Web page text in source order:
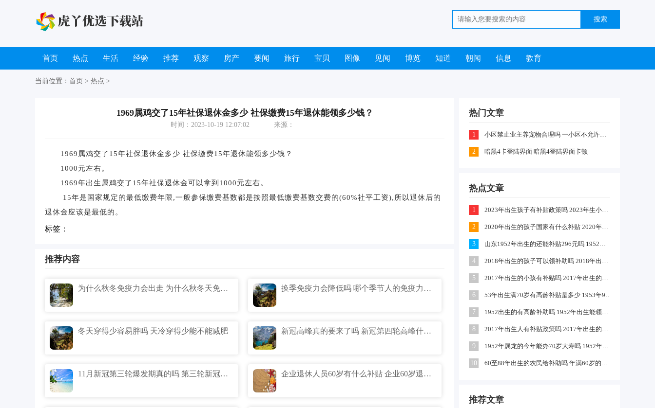
首页 热点 生活 经验 推荐 观察 房产 要闻 旅行 宝贝 图像 见闻 博览 知道 朝闻 信息 教育
当前位置： 首页 > 热点 >
1969属鸡交了15年社保退休金多少 社保缴费15年退休能领多少钱？
时间：2023-10-19 12:07:02 来源：
1969属鸡交了15年社保退休金多少 社保缴费15年退休能领多少钱？
1000元左右。
1969年出生属鸡交了15年社保退休金可以拿到1000元左右。
15年是国家规定的最低缴费年限,一般参保缴费基数都是按照最低缴费基数交费的(60%社平工资),所以退休后的
退休金应该是最低的。
标签：
推荐内容
为什么秋冬免疫力会出走 为什么秋冬天免疫力下降 换季免疫力会降低吗 哪个季节人的免疫力最低
冬天穿得少容易胖吗 天冷穿得少能不能减肥 新冠高峰真的要来了吗 新冠第四轮高峰什么时候
11月新冠第三轮爆发期真的吗 第三轮新冠爆发时间预测什么时候 企业退休人员60岁有什么补贴 企业60岁退休补贴标准
热门文章
1 小区禁止业主养宠物合理吗 一小区不允许业主喂养猫咪和狗狗是怎么回事
2 暗黑4卡登陆界面 暗黑4登陆界面卡顿
热点文章
1 2023年出生孩子有补贴政策吗 2023年生小孩有什么补贴政策
2 2020年出生的孩子国家有什么补贴 2020年农村出生的孩子有补贴吗
3 山东1952年出生的还能补贴296元吗 1952出生是否享受高龄补助
4 2018年出生的孩子可以领补助吗 2018年出生的孩子政府有补贴吗
5 2017年出生的小孩有补贴吗 2017年出生的可以领取生育津贴吗
6 53年出生满70岁有高龄补贴是多少 1953年9月出生的有高龄补助吗
7 1952出生的有高龄补助吗 1952年出生能领到70年高龄钱吗
8 2017年出生人有补贴政策吗 2017年出生的小孩独生子女国家有补助吗
9 1952年属龙的今年能办70岁大寿吗 1952年属龙啥时过70大寿
10 60至88年出生的农民给补助吗 年满60岁的农民每月补助多少钱
推荐文章